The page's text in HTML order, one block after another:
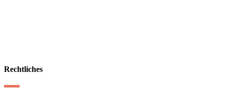
Rechtliches